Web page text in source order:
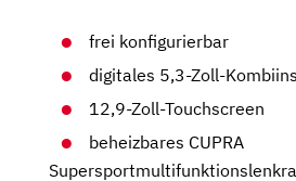
frei konfigurierbar
digitales 5,3-Zoll-
12,9-Zoll-Touchscreen
beheizbares CUPRA